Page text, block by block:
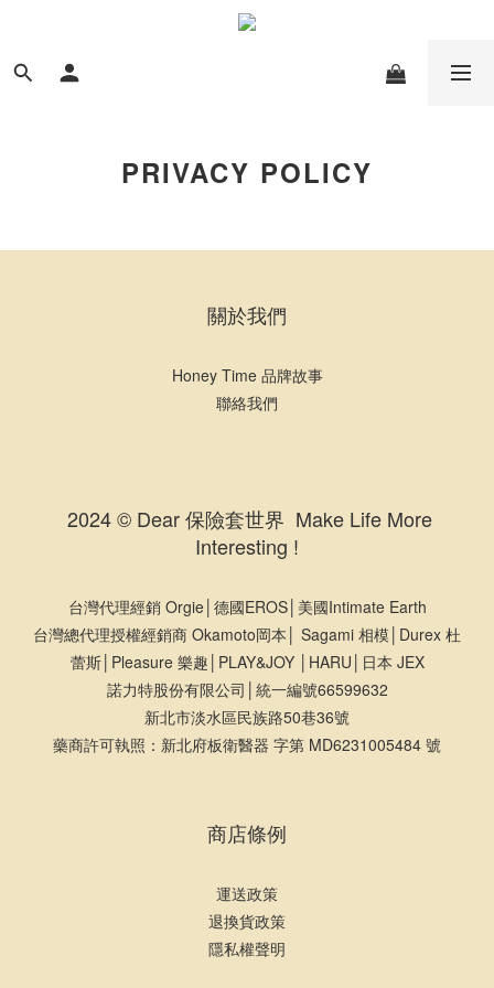
PRIVACY POLICY
關於我們
Honey Time 品牌故事
聯絡我們
2024 © Dear 保險套世界 Make Life More
Interesting !
台灣代理經銷 Orgie│德國EROS│美國Intimate Earth
台灣總代理授權經銷商 Okamoto岡本│ Sagami 相模│Durex 杜
蕾斯│Pleasure 樂趣│PLAY&JOY │HARU│日本 JEX
諾力特股份有限公司│統一編號66599632
新北市淡水區民族路50巷36號
藥商許可執照：新北府板衛醫器 字第 MD6231005484 號
商店條例
運送政策
退換貨政策
隱私權聲明